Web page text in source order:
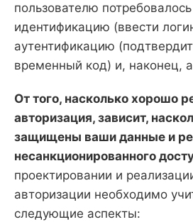
пользователю
идентификацию (ввести
аутентификацию
временный код) и, наконец,
От того, насколько хорошо
авторизация, зависит,
защищены ваши данные и
несанкционированного
проектировании и
авторизации необходимо
следующие аспекты: